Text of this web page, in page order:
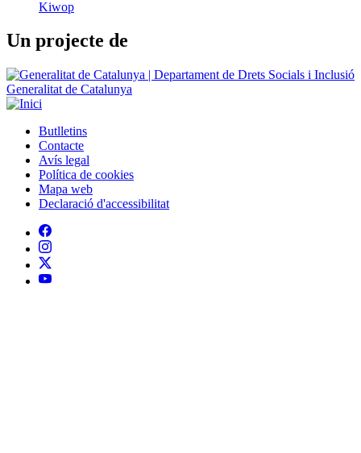
Un projecte de
Generalitat de Catalunya
Peu
Butlletins
Contacte
Avís legal
Política de cookies
Mapa web